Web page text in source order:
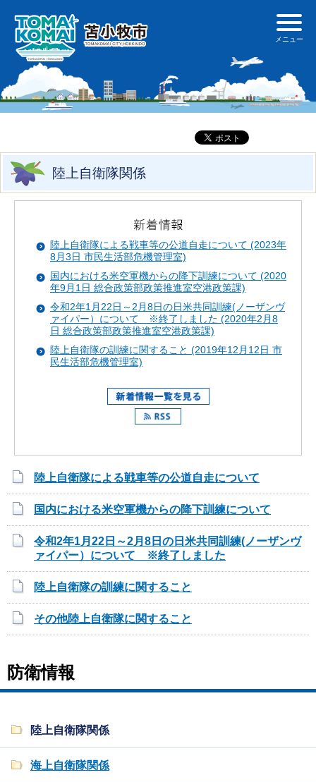
陸上自衛隊関係
陸上自衛隊による戦車等の公道自走について (2023年
8月3日 市民生活部危機管理室)
国内における米空軍機からの降下訓練について (2020
年9月1日 総合政策部政策推進室空港政策課)
令和2年1月22日～2月8日の日米共同訓練(ノーザンヴ
ァイパー）について ※終了しました (2020年2月8
日 総合政策部政策推進室空港政策課)
陸上自衛隊の訓練に関すること (2019年12月12日 市
民生活部危機管理室)
陸上自衛隊による戦車等の公道自走について
国内における米空軍機からの降下訓練について
令和2年1月22日～2月8日の日米共同訓練(ノーザンヴ
ァイパー）について ※終了しました
陸上自衛隊の訓練に関すること
その他陸上自衛隊に関すること
防衛情報
陸上自衛隊関係
海上自衛隊関係